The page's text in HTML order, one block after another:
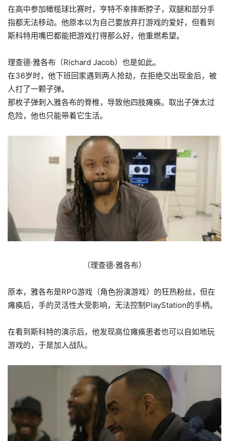
在高中参加橄榄球比赛时，亨特不幸摔断脖子，双腿和部分手
指都无法移动。他原本以为自己要放弃打游戏的爱好，但看到
斯科特用嘴巴都能把游戏打得那么好，他重燃希望。
理查德·雅各布（Richard Jacob）也是如此。
在36岁时，他下班回家遇到两人抢劫，在拒绝交出现金后，被
人打了一颗子弹。
那枚子弹刺入雅各布的脊椎，导致他四肢瘫痪。取出子弹太过
危险，他也只能带着它生活。
（理查德·雅各布）
原本，雅各布是RPG游戏（角色扮演游戏）的狂热粉丝，但在
瘫痪后，手的灵活性大受影响，无法控制PlayStation的手柄。
在看到斯科特的演示后，他发现高位瘫痪患者也可以自如地玩
游戏的，于是加入战队。